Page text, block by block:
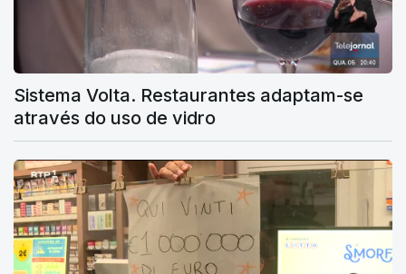
Sistema Volta. Restaurantes adaptam-se
através do uso de vidro